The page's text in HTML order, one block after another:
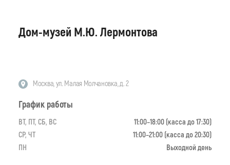
Дом-музей М.Ю. Лермонтова
Москва, ул. Малая Молчановка, д. 2
График работы
ВТ, ПТ, СБ, ВС
11:00–18:00 (касса до 17:30)
СР, ЧТ
11:00–21:00 (касса до 20:30)
ПН
Выходной день